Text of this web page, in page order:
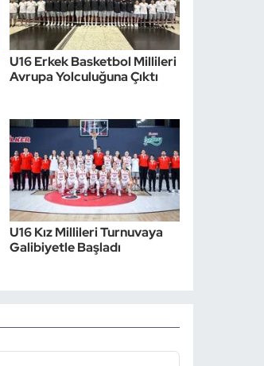
U16 Erkek Basketbol Millileri
Avrupa Yolculuğuna Çıktı
U16 Kız Millileri Turnuvaya
Galibiyetle Başladı